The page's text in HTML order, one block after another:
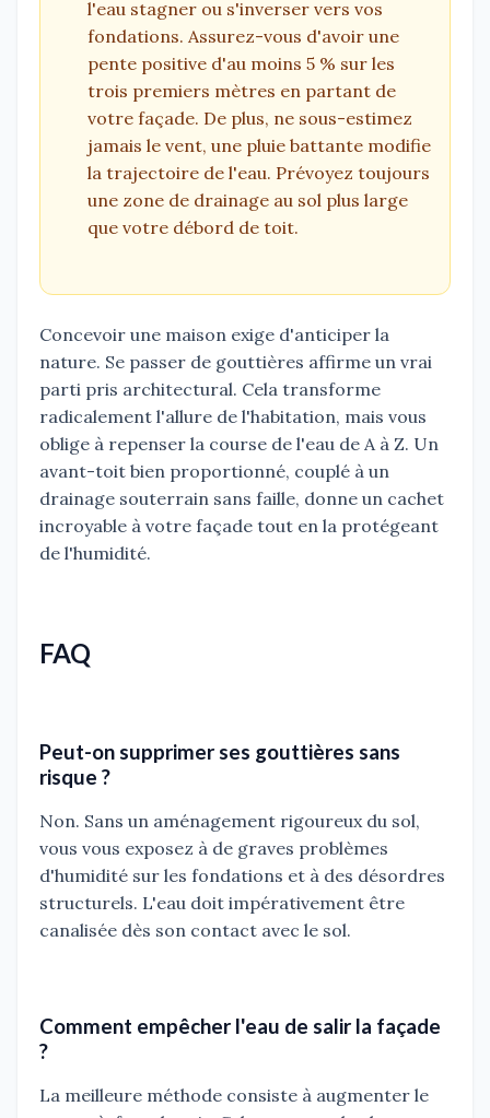
l'eau stagner ou s'inverser vers vos
fondations. Assurez-vous d'avoir une
pente positive d'au moins 5 % sur les
trois premiers mètres en partant de
votre façade. De plus, ne sous-estimez
jamais le vent, une pluie battante modifie
la trajectoire de l'eau. Prévoyez toujours
une zone de drainage au sol plus large
que votre débord de toit.
Concevoir une maison exige d'anticiper la
nature. Se passer de gouttières affirme un vrai
parti pris architectural. Cela transforme
radicalement l'allure de l'habitation, mais vous
oblige à repenser la course de l'eau de A à Z. Un
avant-toit bien proportionné, couplé à un
drainage souterrain sans faille, donne un cachet
incroyable à votre façade tout en la protégeant
de l'humidité.
FAQ
Peut-on supprimer ses gouttières sans
risque ?
Non. Sans un aménagement rigoureux du sol,
vous vous exposez à de graves problèmes
d'humidité sur les fondations et à des désordres
structurels. L'eau doit impérativement être
canalisée dès son contact avec le sol.
Comment empêcher l'eau de salir la façade
?
La meilleure méthode consiste à augmenter le